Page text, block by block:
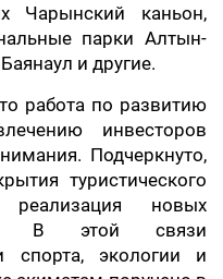
Чарынский каньон,
парки Алтын-
и другие.
работа по развитию
инвесторов
Подчеркнуто,
туристического
реализация новых
В этой связи
спорта, экологии и